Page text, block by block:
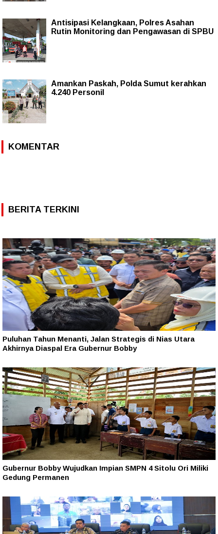
Antisipasi Kelangkaan, Polres Asahan
Rutin Monitoring dan Pengawasan di SPBU
Amankan Paskah, Polda Sumut kerahkan
4.240 Personil
KOMENTAR
BERITA TERKINI
Puluhan Tahun Menanti, Jalan Strategis di Nias Utara
Akhirnya Diaspal Era Gubernur Bobby
Gubernur Bobby Wujudkan Impian SMPN 4 Sitolu Ori Miliki
Gedung Permanen